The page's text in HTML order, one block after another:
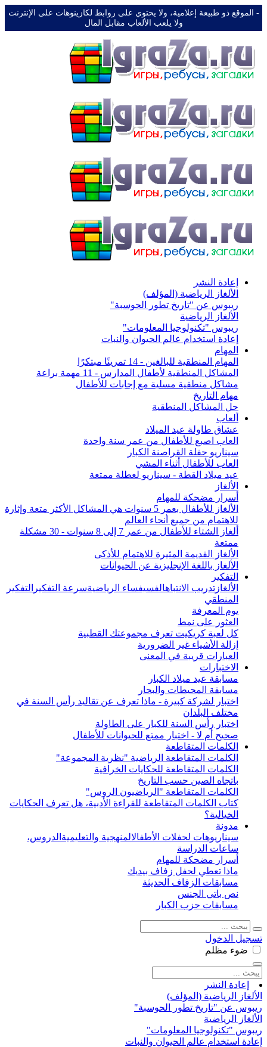
-️ الموقع ذو طبيعة إعلامية، ولا يحتوي على روابط لكازينوهات على الإنترنت
ولا يلعب الألعاب مقابل المال
إعادة النشر
الألغاز الرياضية (المؤلف)
ريبوس عن "تاريخ تطور الحوسبة"
الألغاز الرياضية
ريبوس "تكنولوجيا المعلومات"
إعادة استخدام عالم الحيوان والنبات
المهام
المهام المنطقية للبالغين - 14 تمرينًا مبتكرًا
المشاكل المنطقية لأطفال المدارس - 11 مهمة براعة
مشاكل منطقية مسلية مع إجابات للأطفال
مهام التاريخ
حل المشاكل المنطقية
ألعاب
عشاق طاولة عيد الميلاد
العاب اصبع للأطفال من عمر سنة واحدة
سيناريو حفلة القراصنة الكبار
العاب للأطفال أثناء المشي
عيد ميلاد القطة - سيناريو لعطلة ممتعة
الألغاز
أسرار مضحكة للمهام
الألغاز للأطفال بعمر 5 سنوات هي المشاكل الأكثر متعة وإثارة
للاهتمام من جميع أنحاء العالم
ألغاز الشتاء للأطفال من عمر 7 إلى 8 سنوات - 30 مشكلة
ممتعة
الألغاز القديمة المثيرة للاهتمام للأذكى
الألغاز باللغة الإنجليزية عن الحيوانات
التفكير
الألغاز تدريب الانتباهالفسيفساء الرياضيةسرعة التفكير التفكير
المنطقي
يوم المعرفة
العثور على نمط
كل لعبة كريكيت تعرف مجموعتك القطبية
إزالة الأشياء غير الضرورية
العبارات قريبة في المعنى
الاختبارات
مسابقة عيد ميلاد الكبار
مسابقة المحيطات والبحار
اختبار لشركة كبيرة - ماذا تعرف عن تقاليد رأس السنة في
مختلف البلدان
اختبار رأس السنة للكبار على الطاولة
صحيح أم لا - اختبار ممتع للحيوانات للأطفال
الكلمات المتقاطعة
الكلمات المتقاطعة الرياضية "نظرية المجموعة"
الكلمات المتقاطعة للحكايات الخرافية
باتجاه الصين حسب التاريخ
الكلمات المتقاطعة "الرياضيون الروس"
كتاب الكلمات المتقاطعة للقراءة الأدبية، هل تعرف الحكايات
الخيالية؟
مدونة
سيناريوهات لحفلات الأطفالالمنهجية والتعليمية الدروس،
ساعات الدراسة
أسرار مضحكة للمهام
ماذا تعطي لحفل زفاف بيديك
مسابقات الزفاف الحديثة
نص باتي الجنس
مسابقات حزب الكبار
تسجيل الدخول
ضوء مظلم
إعادة النشر
الألغاز الرياضية (المؤلف)
ريبوس عن "تاريخ تطور الحوسبة"
الألغاز الرياضية
ريبوس "تكنولوجيا المعلومات"
إعادة استخدام عالم الحيوان والنبات